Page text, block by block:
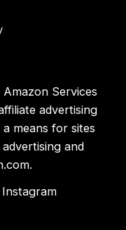
Services
advertising
means for sites
and
Instagram